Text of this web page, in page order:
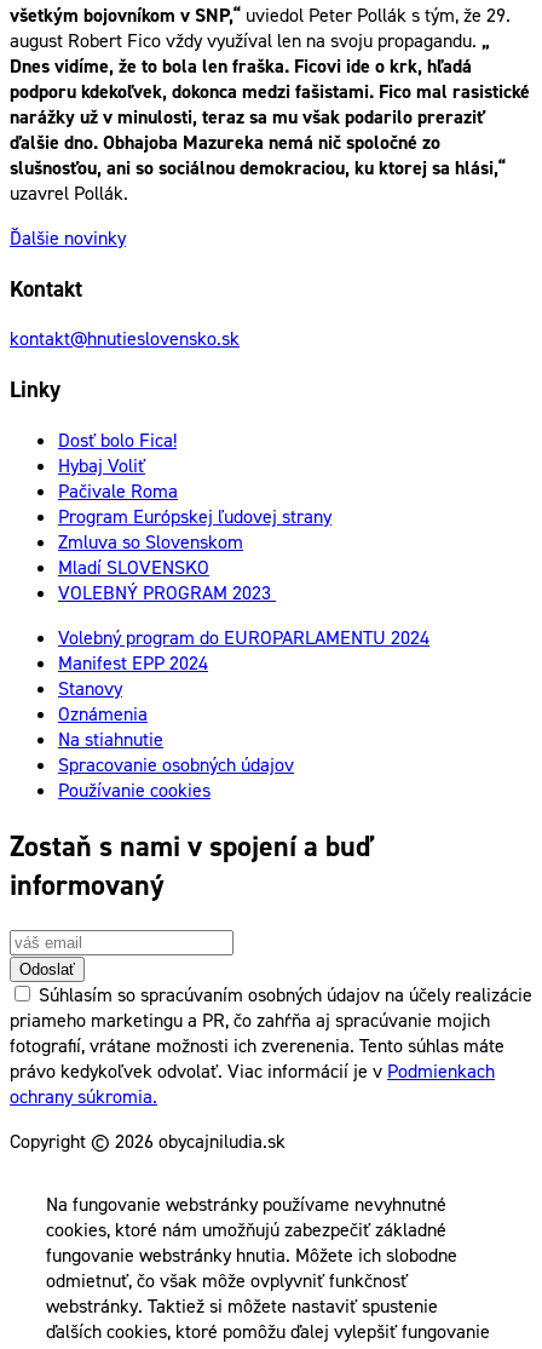
všetkým bojovníkom v SNP,“ uviedol Peter Pollák s tým, že 29.
august Robert Fico vždy využíval len na svoju propagandu. „
Dnes vidíme, že to bola len fraška. Ficovi ide o krk, hľadá
podporu kdekoľvek, dokonca medzi fašistami. Fico mal rasistické
narážky už v minulosti, teraz sa mu však podarilo preraziť
ďalšie dno. Obhajoba Mazureka nemá nič spoločné zo
slušnosťou, ani so sociálnou demokraciou, ku ktorej sa hlási,“
uzavrel Pollák.
Ďalšie novinky
Kontakt
kontakt@hnutieslovensko.sk
Linky
Dosť bolo Fica!
Hybaj Voliť
Pačivale Roma
Program Európskej ľudovej strany
Zmluva so Slovenskom
Mladí SLOVENSKO
VOLEBNÝ PROGRAM 2023
Volebný program do EUROPARLAMENTU 2024
Manifest EPP 2024
Stanovy
Oznámenia
Na stiahnutie
Spracovanie osobných údajov
Používanie cookies
Zostaň s nami v spojení a buď
informovaný
Odoslať
Súhlasím so spracúvaním osobných údajov na účely realizácie
priameho marketingu a PR, čo zahŕňa aj spracúvanie mojich
fotografií, vrátane možnosti ich zverenenia. Tento súhlas máte
právo kedykoľvek odvolať. Viac informácií je v Podmienkach
ochrany súkromia.
Copyright © 2026 obycajniludia.sk
Na fungovanie webstránky používame nevyhnutné
cookies, ktoré nám umožňujú zabezpečiť základné
fungovanie webstránky hnutia. Môžete ich slobodne
odmietnuť, čo však môže ovplyvniť funkčnosť
webstránky. Taktiež si môžete nastaviť spustenie
ďalších cookies, ktoré pomôžu ďalej vylepšiť fungovanie